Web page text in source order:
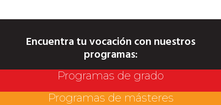
Encuentra tu vocación con nuestros
programas:
Programas de grado
Programas de másteres